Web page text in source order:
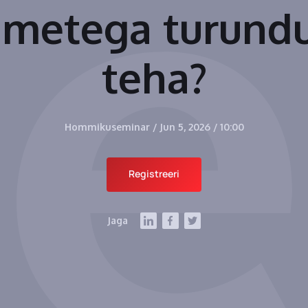
teha?
Hommikuseminar/ Jun 5, 2026/ 10:00
Registreeri
Jaga